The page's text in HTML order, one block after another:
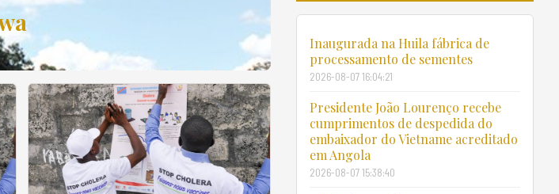
Inaugurada na Huila fábrica de
processamento de sementes
2026-08-07 16:04:21
Presidente João Lourenço recebe
cumprimentos de despedida do
embaixador do Vietname acreditado
em Angola
2026-08-07 15:38:40